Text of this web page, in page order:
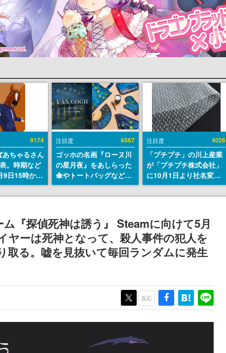
9174
ちゃるさん
。時期など
9日15時から
注目度 6567
ゴッホの名画『ローヌ川
の星月夜』をあしらった
傘やトートバッグなどが
登場。8月7日21時より2
日間限定で予約販売
注目度 4026
「プチプチ」の川上産業
が「プチプチ株式会社」
に10月1日より社名変更
へ。創業58年で初めての
変更で、“プチッ”と鳴る
の名前に
『探偵死神は誘う』 Steamに向けて5月
ヤーは死神となって、殺人事件の犯人を
取る。嘘を見抜いて毎回ランダムに発生
反応